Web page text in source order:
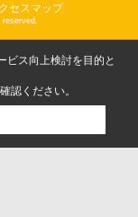
クセスマップ
ビス向上検討を目的と
認ください。